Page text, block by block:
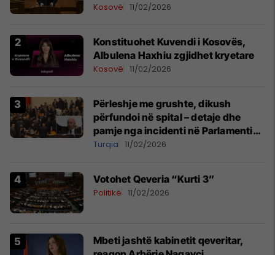
Kosovë 11/02/2026
Konstituohet Kuvendi i Kosovës,
Albulena Haxhiu zgjidhet kryetare
Kosovë 11/02/2026
Përleshje me grushte, dikush
përfundoi në spital – detaje dhe
pamje nga incidenti në Parlamentin
e Turqisë
Turqia 11/02/2026
Votohet Qeveria “Kurti 3”
Politikë 11/02/2026
​Mbeti jashtë kabinetit qeveritar,